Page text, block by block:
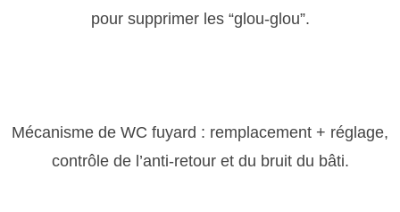
pour supprimer les “glou-glou”.
Mécanisme de WC fuyard : remplacement + réglage,
contrôle de l’anti-retour et du bruit du bâti.